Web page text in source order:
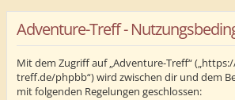
Adventure-Treff -
Mit dem Zugriff auf „Adventure-Treff“
treff.de/phpbb“) wird zwischen dir und dem
mit folgenden Regelungen geschlossen: